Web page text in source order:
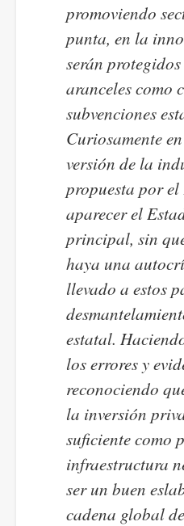
promoviendo
punta, en la
serán
aranceles como
subvenciones
Curiosamente
versión de la
propuesta por
aparecer el
principal, sin
haya una
llevado a estos
estatal.
los errores y
reconociendo
la inversión
suficiente como
infraestructura
ser un buen
cadena global